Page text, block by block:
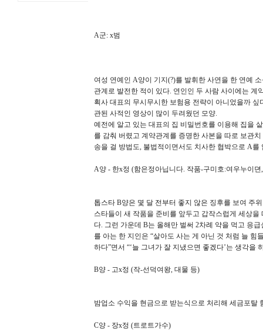
A군: x범
여성 연예인 A양이 기지(?)를 발휘한 사연을 한 연예
관계로 발전한 적이 있다. 연인인 두 사람 사이에는
획사 대표의 무시무시한 보험용 전략이 아니었을까
관된 사적인 영상이 많이 두려웠던 모양.
예전에 알고 있는 대표의 집 비밀번호를 이용해 집을
를 감춰 버렸고 계약관계를 증명한 사본을 따로 보관
송을 걸 방법도, 불법적이면서도 치사한 협박으로 A
A양 - 한x정 (함은정아닙니다. 작품-구미호:여우누이뎐
톱스타 B양은 몇 달 전부터 좋지 않은 징후를 보여 주
스타들이 새 작품을 준비를 앞두고 갑작스럽게 세상
다. 그런 가운데 B는 올해만 벌써 2차례 약을 먹고 응
를 아는 한 지인은 “살아도 사는 게 아닌 것 처럼 늘
하다”면서 “‘늘 그녀가 잘 지냈으면 좋겠다’는 생각을
B양 - 고x정 (작-선덕여왕, 대물 등)
밤업소 수익을 현금으로 받는식으로 처리해 세금포탈
C양 - 장x정 (트로트가수)